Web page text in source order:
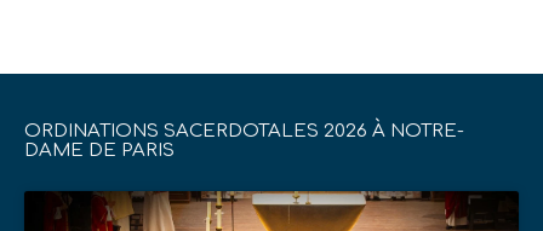
ORDINATIONS SACERDOTALES 2026 À NOTRE-
DAME DE PARIS